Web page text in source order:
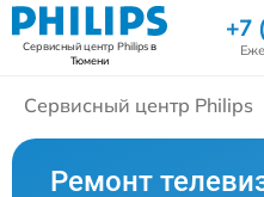
Сервисный центр Philipsв
Тюмени
+7
Сервисный центр Philips
Ремонт